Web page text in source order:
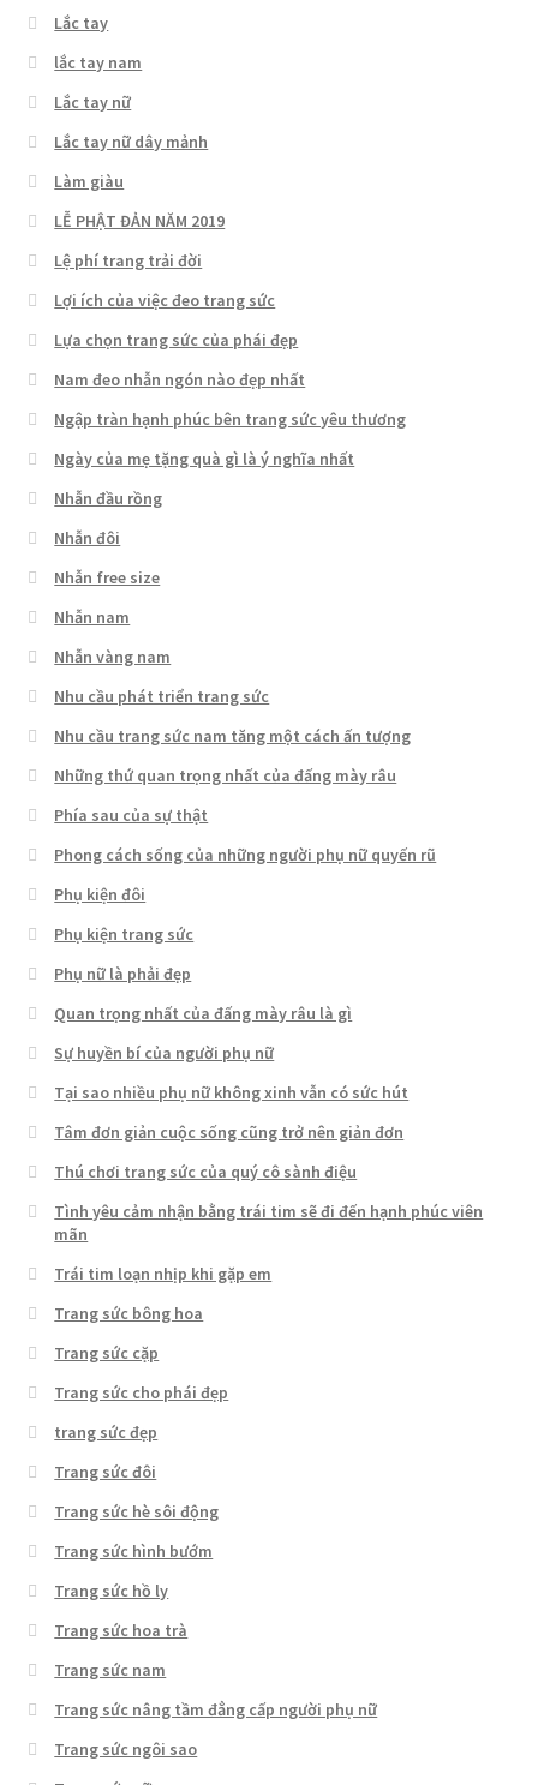
Lắc tay
lắc tay nam
Lắc tay nữ
Lắc tay nữ dây mảnh
Làm giàu
LỄ PHẬT ĐẢN NĂM 2019
Lệ phí trang trải đời
Lợi ích của việc đeo trang sức
Lựa chọn trang sức của phái đẹp
Nam đeo nhẫn ngón nào đẹp nhất
Ngập tràn hạnh phúc bên trang sức yêu thương
Ngày của mẹ tặng quà gì là ý nghĩa nhất
Nhẫn đầu rồng
Nhẫn đôi
Nhẫn free size
Nhẫn nam
Nhẫn vàng nam
Nhu cầu phát triển trang sức
Nhu cầu trang sức nam tăng một cách ấn tượng
Những thứ quan trọng nhất của đấng mày râu
Phía sau của sự thật
Phong cách sống của những người phụ nữ quyến rũ
Phụ kiện đôi
Phụ kiện trang sức
Phụ nữ là phải đẹp
Quan trọng nhất của đấng mày râu là gì
Sự huyền bí của người phụ nữ
Tại sao nhiều phụ nữ không xinh vẫn có sức hút
Tâm đơn giản cuộc sống cũng trở nên giản đơn
Thú chơi trang sức của quý cô sành điệu
Tình yêu cảm nhận bằng trái tim sẽ đi đến hạnh phúc viên
mãn
Trái tim loạn nhịp khi gặp em
Trang sức bông hoa
Trang sức cặp
Trang sức cho phái đẹp
trang sức đẹp
Trang sức đôi
Trang sức hè sôi động
Trang sức hình bướm
Trang sức hồ ly
Trang sức hoa trà
Trang sức nam
Trang sức nâng tầm đẳng cấp người phụ nữ
Trang sức ngôi sao